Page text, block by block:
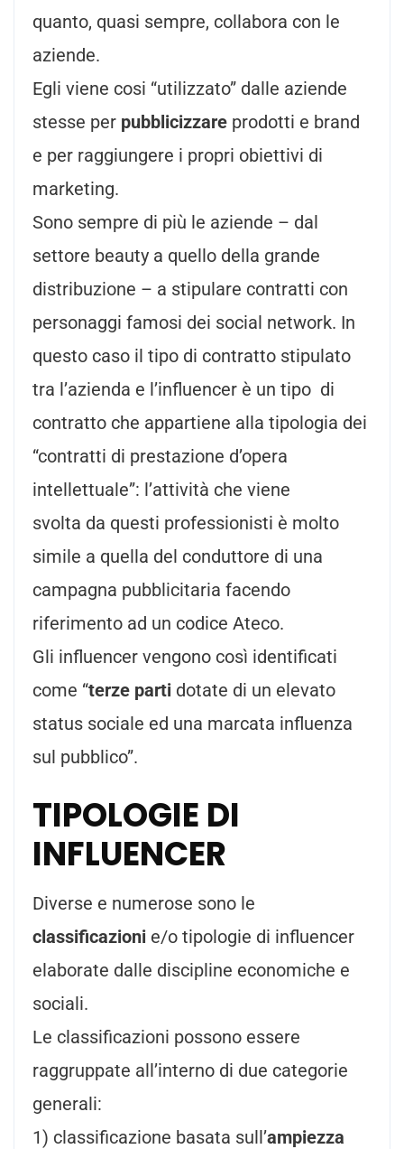
quanto, quasi sempre, collabora con le
aziende.
Egli viene cosi “utilizzato” dalle aziende
stesse per pubblicizzare prodotti e brand
e per raggiungere i propri obiettivi di
marketing.
Sono sempre di più le aziende – dal
settore beauty a quello della grande
distribuzione – a stipulare contratti con
personaggi famosi dei social network. In
questo caso il tipo di contratto stipulato
tra l’azienda e l’influencer è un tipo di
contratto che appartiene alla tipologia dei
“contratti di prestazione d’opera
intellettuale”: l’attività che viene
svolta da questi professionisti è molto
simile a quella del conduttore di una
campagna pubblicitaria facendo
riferimento ad un codice Ateco.
Gli influencer vengono così identificati
come “terze parti dotate di un elevato
status sociale ed una marcata influenza
sul pubblico”.
TIPOLOGIE DI
INFLUENCER
Diverse e numerose sono le
classificazioni e/o tipologie di influencer
elaborate dalle discipline economiche e
sociali.
Le classificazioni possono essere
raggruppate all’interno di due categorie
generali:
1) classificazione basata sull’ampiezza